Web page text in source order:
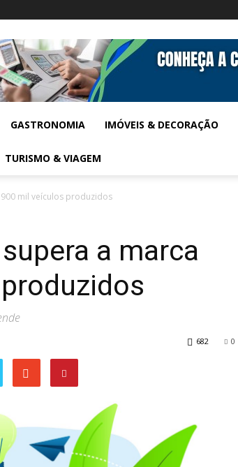
GASTRONOMIA IMÓVEIS & DECORAÇÃO
TURISMO & VIAGEM
mil veículos produzidos
a marca
0
682